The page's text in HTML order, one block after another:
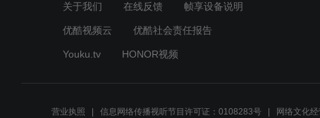
关于我们 在线反馈 帧享设备说明
优酷视频云 优酷社会责任报告
Youku.tv HONOR视频
营业执照 信息网络传播视听节目许可证：0108283号 网络文化